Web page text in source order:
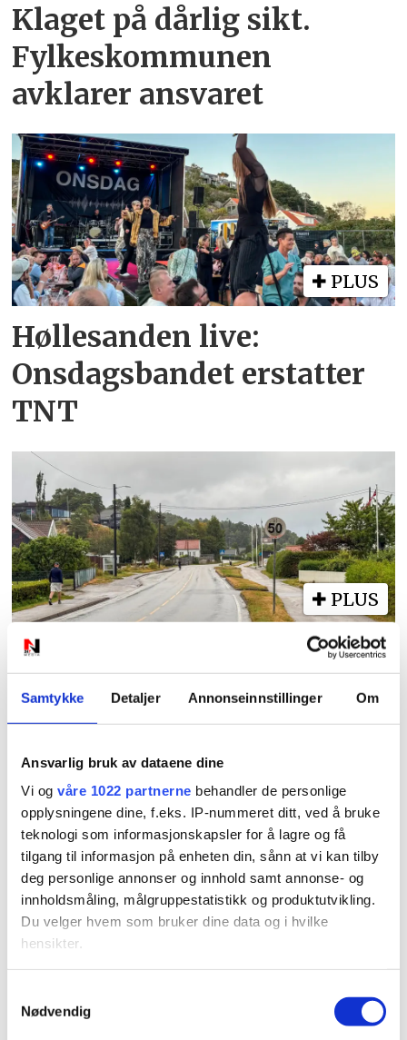
Samtykke Detaljer Annonseinnstillinger Om
Ansvarlig bruk av dataene dine
Vi og våre 1022 partnerne behandler de personlige
opplysningene dine, f.eks. IP-nummeret ditt, ved å bruke
teknologi som informasjonskapsler for å lagre og få
tilgang til informasjon på enheten din, sånn at vi kan tilby
deg personlige annonser og innhold samt annonse- og
innholdsmåling, målgruppestatistikk og produktutvikling.
Du velger hvem som bruker dine data og i hvilke
hensikter.
Innhente informasjon om den geografiske
Nødvendig
Klaget på dårlig sikt.
Fylkeskommunen
avklarer ansvaret
PLUS
Høllesanden live:
Onsdagsbandet erstatter
TNT
PLUS
Nye skilt skaper
forvirring: Hvilken
fartsgrense gjelder
egentlig?
Vant ungdomslaget på LS